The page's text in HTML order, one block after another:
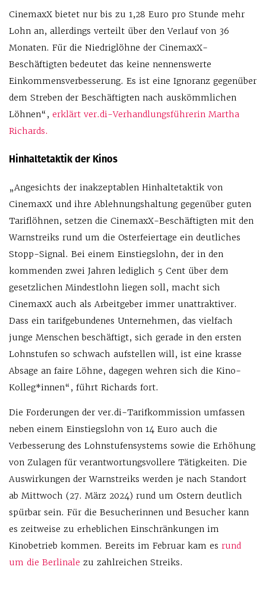
CinemaxX bietet nur bis zu 1,28 Euro pro Stunde mehr
Lohn an, allerdings verteilt über den Verlauf von 36
Monaten. Für die Niedriglöhne der CinemaxX-
Beschäftigten bedeutet das keine nennenswerte
Einkommensverbesserung. Es ist eine Ignoranz gegenüber
dem Streben der Beschäftigten nach auskömmlichen
Löhnen“, erklärt ver.di-Verhandlungsführerin Martha
Richards.
Hinhaltetaktik der Kinos
„Angesichts der inakzeptablen Hinhaltetaktik von
CinemaxX und ihre Ablehnungshaltung gegenüber guten
Tariflöhnen, setzen die CinemaxX-Beschäftigten mit den
Warnstreiks rund um die Osterfeiertage ein deutliches
Stopp-Signal. Bei einem Einstiegslohn, der in den
kommenden zwei Jahren lediglich 5 Cent über dem
gesetzlichen Mindestlohn liegen soll, macht sich
CinemaxX auch als Arbeitgeber immer unattraktiver.
Dass ein tarifgebundenes Unternehmen, das vielfach
junge Menschen beschäftigt, sich gerade in den ersten
Lohnstufen so schwach aufstellen will, ist eine krasse
Absage an faire Löhne, dagegen wehren sich die Kino-
Kolleg*innen“, führt Richards fort.
Die Forderungen der ver.di-Tarifkommission umfassen
neben einem Einstiegslohn von 14 Euro auch die
Verbesserung des Lohnstufensystems sowie die Erhöhung
von Zulagen für verantwortungsvollere Tätigkeiten. Die
Auswirkungen der Warnstreiks werden je nach Standort
ab Mittwoch (27. März 2024) rund um Ostern deutlich
spürbar sein. Für die Besucherinnen und Besucher kann
es zeitweise zu erheblichen Einschränkungen im
Kinobetrieb kommen. Bereits im Februar kam es rund
um die Berlinale zu zahlreichen Streiks.